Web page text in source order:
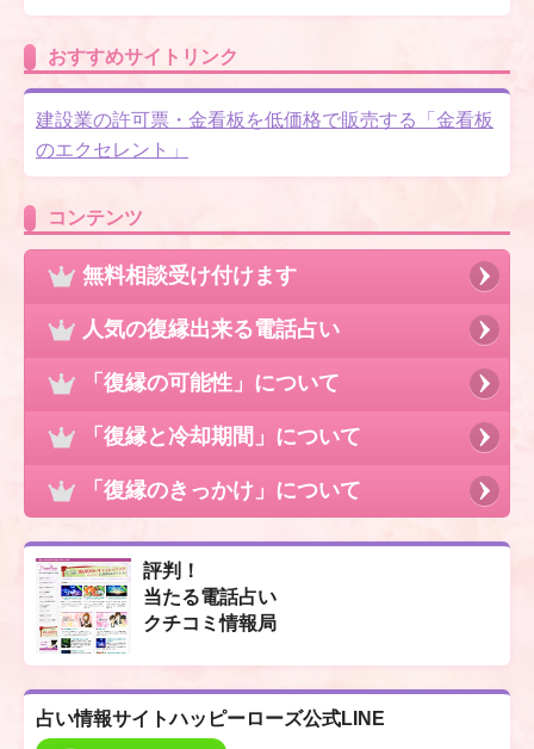
おすすめサイトリンク
建設業の許可票・金看板を低価格で販売する「金看板
のエクセレント」
コンテンツ
無料相談受け付けます
人気の復縁出来る電話占い
「復縁の可能性」について
「復縁と冷却期間」について
「復縁のきっかけ」について
評判！
当たる電話占い
クチコミ情報局
占い情報サイトハッピーローズ公式LINE